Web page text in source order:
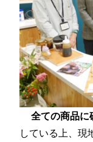
全ての商品に
している上、現